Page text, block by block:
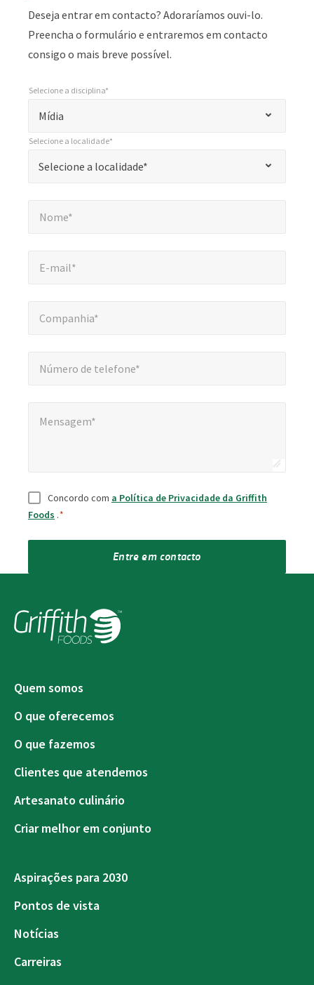
Deseja entrar em contacto? Adoraríamos ouvi-lo.
Preencha o formulário e entraremos em contacto
consigo o mais breve possível.
"
indica
Mídia
Selecione a disciplina*
Selecione a localidade*
Selecione a localidade*
Nome*
E-mail*
Companhia*
Número de telefone*
Mensagem*
Consentimento
Concordo com a Política de Privacidade da Griffith
Foods .*
Entre em contacto
Quem somos
O que oferecemos
O que fazemos
Clientes que atendemos
Artesanato culinário
Criar melhor em conjunto
Aspirações para 2030
Pontos de vista
Notícias
Carreiras